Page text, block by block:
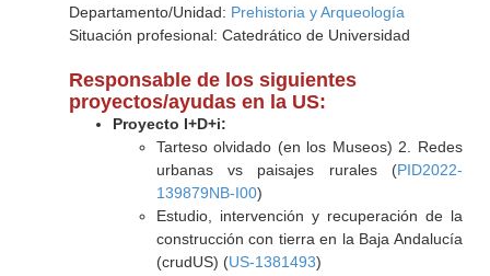
Departamento/Unidad: Prehistoria y Arqueología
Situación profesional: Catedrático de Universidad
Responsable de los siguientes
proyectos/ayudas en la US:
Proyecto I+D+i:
Tarteso olvidado (en los Museos) 2. Redes
urbanas vs paisajes rurales (PID2022-
139879NB-I00)
Estudio, intervención y recuperación de la
construcción con tierra en la Baja Andalucía
(crudUS) (US-1381493)